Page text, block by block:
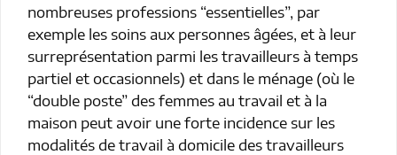
nombreuses professions “essentielles”, par
exemple les soins aux personnes âgées, et à leur
surreprésentation parmi les travailleurs à temps
partiel et occasionnels) et dans le ménage (où le
“double poste” des femmes au travail et à la
maison peut avoir une forte incidence sur les
modalités de travail à domicile des travailleurs